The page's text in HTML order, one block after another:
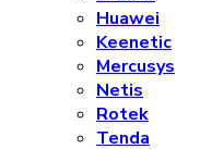
Huawei
Keenetic
Mercusys
Netis
Rotek
Tenda